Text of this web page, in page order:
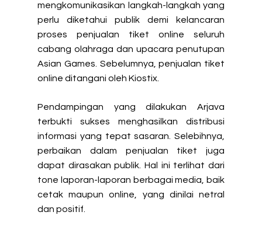
mengkomunikasikan langkah-langkah yang
perlu diketahui publik demi kelancaran
proses penjualan tiket online seluruh
cabang olahraga dan upacara penutupan
Asian Games. Sebelumnya, penjualan tiket
online ditangani oleh Kiostix.
Pendampingan yang dilakukan Arjava
terbukti sukses menghasilkan distribusi
informasi yang tepat sasaran. Selebihnya,
perbaikan dalam penjualan tiket juga
dapat dirasakan publik. Hal ini terlihat dari
tone laporan-laporan berbagai media, baik
cetak maupun online, yang dinilai netral
dan positif.